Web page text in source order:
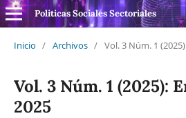
Politicas Sociales Sectoriales
Inicio / Archivos / Vol. 3 Núm. 1
Vol. 3 Núm. 1 (2025):
2025